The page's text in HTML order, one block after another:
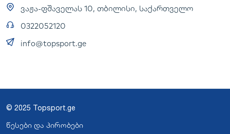
ვაჟა-ფშაველას 10, თბილისი, საქართველო
0322052120
info@topsport.ge
© 2025 Topsport.ge
წესები და პირობები